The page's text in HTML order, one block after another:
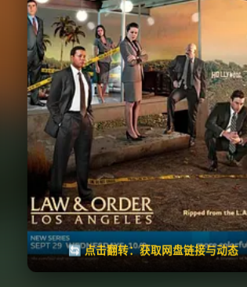
🔄 点击翻转：获取网盘链接与动态
夸克网盘
失效请反馈
🧧️
天天领红包